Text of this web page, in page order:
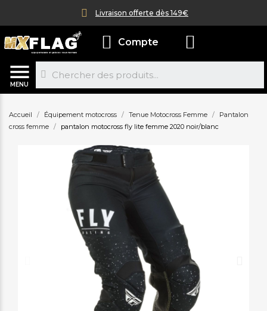
Livraison offerte dès 149€
MENU
Compte
Accueil Équipement motocross Tenue Motocross Femme
Pantalon
cross femme
pantalon motocross fly lite femme 2020 noir/blanc